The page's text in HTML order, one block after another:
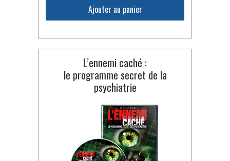
Ajouter au panier
L’ennemi caché :
le programme secret de la
psychiatrie